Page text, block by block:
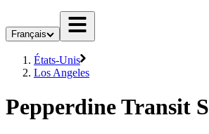
Français
États-Unis
Los Angeles
Pepperdine Transit